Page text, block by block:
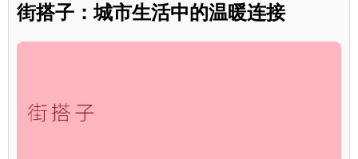
街搭子：城市生活中的温暖连接